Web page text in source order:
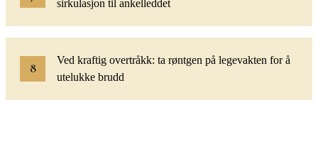
sirkulasjon til ankelleddet
Ved kraftig overtråkk: ta røntgen på legevakten for å
utelukke brudd